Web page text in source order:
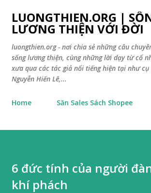
Chuyển đến nội dung
LUONGTHIEN.ORG |
LƯƠNG THIỆN VỚI ĐỜI
luongthien.org - nơi chia sẻ những câu
sống lương thiện, cùng những lời dạy từ cổ
xưa qua các tác giả nổi tiếng hiện tại như cụ
Nguyễn Hiến Lê,...
Home Săn Sales Sách Shopee
6 đức tính của người
khí phách